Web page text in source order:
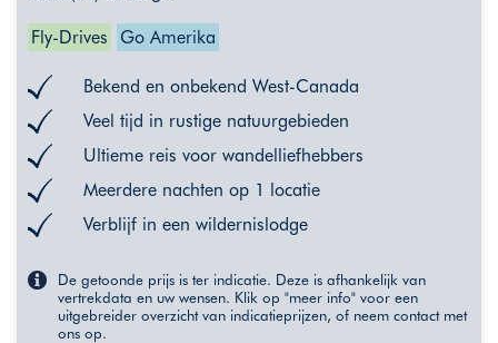
Fly-Drives Go Amerika
Bekend en onbekend West-Canada
Veel tijd in rustige natuurgebieden
Ultieme reis voor wandelliefhebbers
Meerdere nachten op 1 locatie
Verblijf in een wildernislodge
De getoonde prijs is ter indicatie. Deze is afhankelijk van
vertrekdata en uw wensen. Klik op "meer info" voor een
uitgebreider overzicht van indicatieprijzen, of neem contact met
ons op.